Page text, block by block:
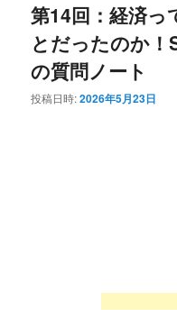
第14回：経済っ
とだったのか
の質問ノート
投稿日時:2026年5月23日